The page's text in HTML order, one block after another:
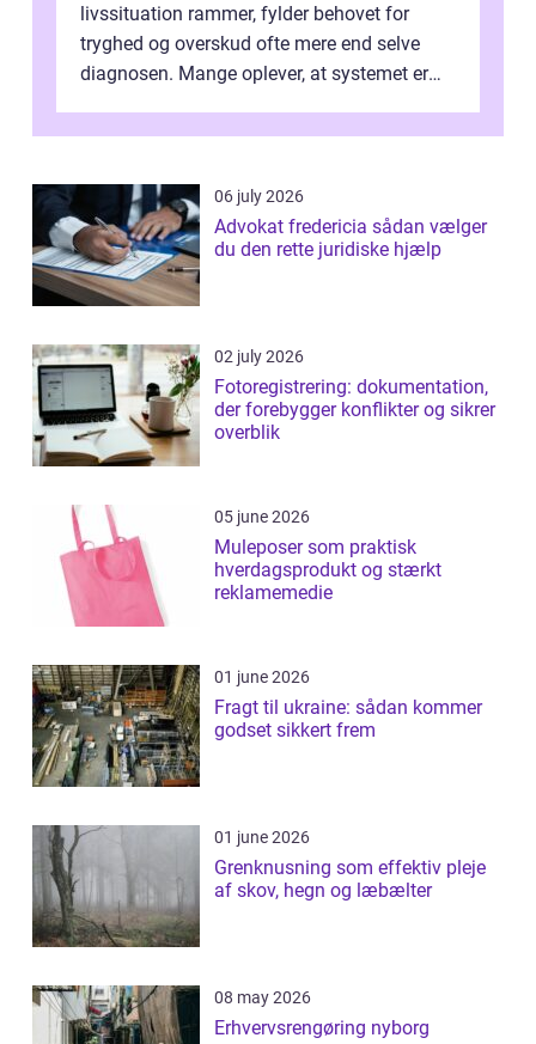
livssituation rammer, fylder behovet for
tryghed og overskud ofte mere end selve
diagnosen. Mange oplever, at systemet er
06 july 2026
Advokat fredericia sådan vælger
du den rette juridiske hjælp
02 july 2026
Fotoregistrering: dokumentation,
der forebygger konflikter og sikrer
overblik
05 june 2026
Muleposer som praktisk
hverdagsprodukt og stærkt
reklamemedie
01 june 2026
Fragt til ukraine: sådan kommer
godset sikkert frem
01 june 2026
Grenknusning som effektiv pleje
af skov, hegn og læbælter
08 may 2026
Erhvervsrengøring nyborg